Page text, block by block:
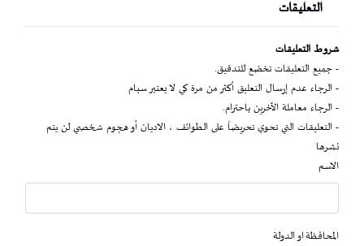
التعليقات
شروط التعليقات
- جميع التعليقات تخضع للتدقيق.
- الرجاء عدم إرسال التعليق أكثر من مرة كي لا يعتبر سبام
- الرجاء معاملة الآخرين باحترام.
- التعليقات التي تحوي تحريضاً على الطوائف ، الاديان أو هجوم شخصي لن يتم
نشرها
الاسم
المحافظة او الدولة